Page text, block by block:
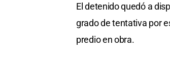
El detenido quedó a
grado de tentativa por
predio en obra.